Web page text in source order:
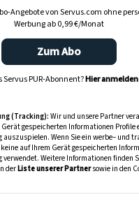
Angebote von Servus.com ohne
Werbung ab 0,99 €/Monat
Zum Abo
Servus PUR-Abonnent?Hier anmelden.
(Tracking):Wir und unsere Partner
gespeicherten Informationen Profile
Wenn Sie ein werbe– und
auf Ihrem Gerät gespeicherten
Weitere Informationen finden
derListe unserer Partnersowie in den